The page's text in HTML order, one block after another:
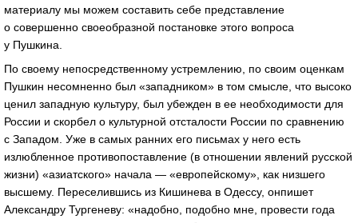
материалу мы можем составить себе представление
о совершенно своеобразной постановке этого вопроса
у Пушкина.
По своему непосредственному устремлению, по своим оценкам
Пушкин несомненно был «западником» в том смысле, что высоко
ценил западную культуру, был убежден в ее необходимости для
России и скорбел о культурной отсталости России по сравнению
с Западом. Уже в самых ранних его письмах у него есть
излюбленное противопоставление (в отношении явлений русской
жизни) «азиатского» начала — «европейскому», как низшего
высшему. Переселившись из Кишинева в Одессу, онпишет
Александру Тургеневу: «надобно, подобно мне, провести года